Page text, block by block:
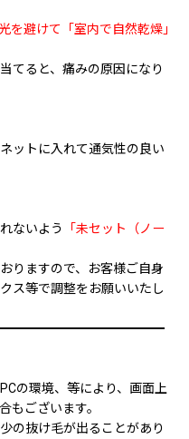
を避けて「室内で自然乾燥」
てると、痛みの原因になり
ットに入れて通気性の良い
ないよう
「未セット（ノー
りますので、お客様ご自身
ス等で調整をお願いいたし
の環境、等により、画面上
もございます。
の抜け毛が出ることがあり